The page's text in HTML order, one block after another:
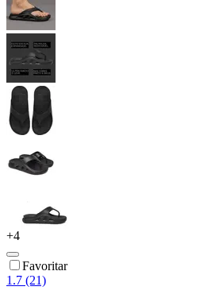
+4
Favoritar
1.7 (21)